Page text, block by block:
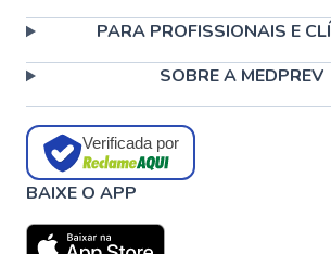
PARA PROFISSIONAIS E
SOBRE A MEDPREV
Verificada por
BAIXE O APP